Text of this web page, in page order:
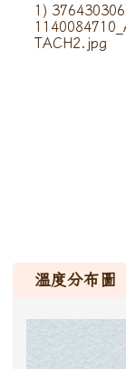
1)
TACH2.jpg
溫度分布圖